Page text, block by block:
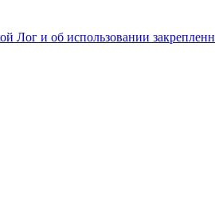
Лог и об использовании